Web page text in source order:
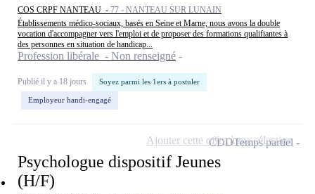
COS CRPF NANTEAU - 77 - NANTEAU SUR LUNAIN
Établissements médico-sociaux, basés en Seine et Marne, nous avons la double
vocation d'accompagner vers l'emploi et de proposer des formations qualifiantes à
des personnes en situation de handicap...
Profession libérale - Non renseigné
Publié il y a 18 jours Soyez parmi les 1ers à postuler
Employeur handi-engagé
Psychologue dispositif Jeunes
(H/F)
CDDTemps partiel
Ajouter cette offre à ma sélection